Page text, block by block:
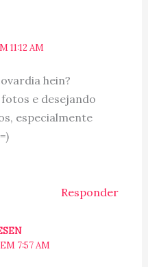
11:12 AM
hein?
e desejando
especialmente
Responder
7:57 AM